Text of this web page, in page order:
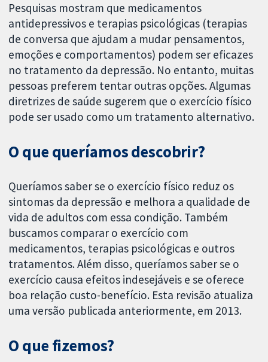
Pesquisas mostram que medicamentos
antidepressivos e terapias psicológicas (terapias
de conversa que ajudam a mudar pensamentos,
emoções e comportamentos) podem ser eficazes
no tratamento da depressão. No entanto, muitas
pessoas preferem tentar outras opções. Algumas
diretrizes de saúde sugerem que o exercício físico
pode ser usado como um tratamento alternativo.
O que queríamos descobrir?
Queríamos saber se o exercício físico reduz os
sintomas da depressão e melhora a qualidade de
vida de adultos com essa condição. Também
buscamos comparar o exercício com
medicamentos, terapias psicológicas e outros
tratamentos. Além disso, queríamos saber se o
exercício causa efeitos indesejáveis e se oferece
boa relação custo-benefício. Esta revisão atualiza
uma versão publicada anteriormente, em 2013.
O que fizemos?